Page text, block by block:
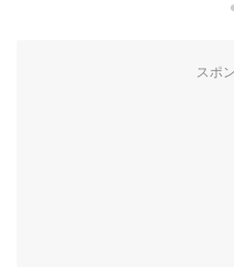
スポ